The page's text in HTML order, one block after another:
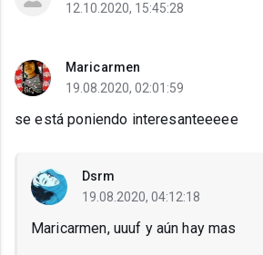
12.10.2020, 15:45:28
Maricarmen
19.08.2020, 02:01:59
se está poniendo interesanteeeee
Dsrm
19.08.2020, 04:12:18
Maricarmen, uuuf y aún hay mas